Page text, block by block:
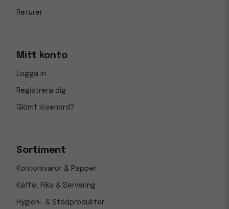
Returer
Mitt konto
Logga in
Registrera dig
Glömt lösenord?
Sortiment
Kontorsvaror & Papper
Kaffe, Fika & Servering
Hygien- & Städprodukter